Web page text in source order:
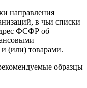
направления
в чьи списки
ФСФР об
(или) товарами.
образцы